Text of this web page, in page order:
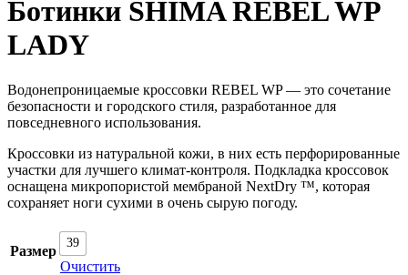
Ботинки SHIMA REBEL WP
LADY
Водонепроницаемые кроссовки REBEL WP — это сочетание
безопасности и городского стиля, разработанное для
повседневного использования.
Кроссовки из натуральной кожи, в них есть перфорированные
участки для лучшего климат-контроля. Подкладка кроссовок
оснащена микропористой мембраной NextDry ™, которая
сохраняет ноги сухими в очень сырую погоду.
Размер 39
Очистить